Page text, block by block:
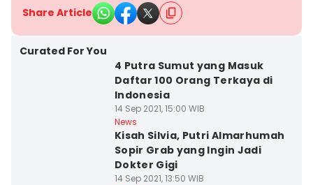
Share Article
Curated For You
4 Putra Sumut yang Masuk
Daftar 100 Orang Terkaya di
Indonesia
14 Sep 2021, 15:00 WIB
News
Kisah Silvia, Putri Almarhumah
Sopir Grab yang Ingin Jadi
Dokter Gigi
14 Sep 2021, 13:50 WIB